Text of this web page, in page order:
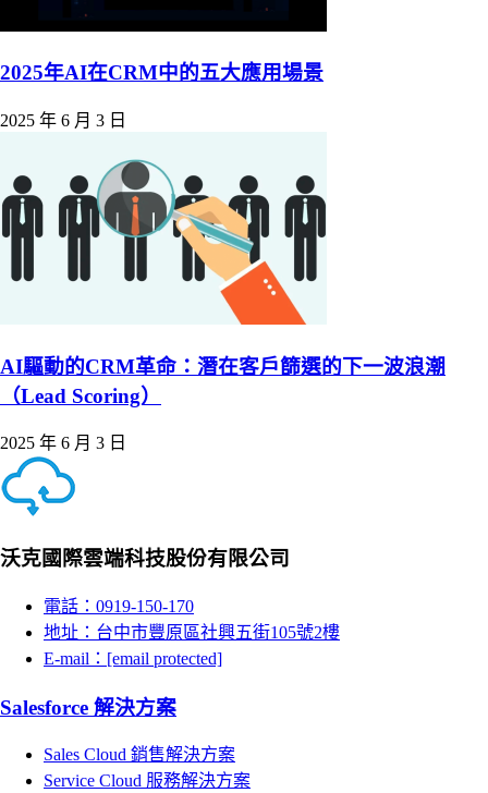
2025年AI在CRM中的五大應用場景
2025 年 6 月 3 日
AI驅動的CRM革命：潛在客戶篩選的下一波浪潮
（Lead Scoring）
2025 年 6 月 3 日
沃克國際雲端科技股份有限公司
電話：0919-150-170
地址：台中市豐原區社興五街105號2樓
E-mail： [email protected]
Salesforce 解決方案
Sales Cloud 銷售解決方案
Service Cloud 服務解決方案